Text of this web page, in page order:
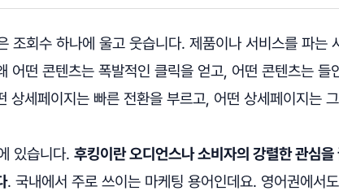
조회수 하나에 울고 웃습니다. 제품이나 서비스를 파는
어떤 콘텐츠는 폭발적인 클릭을 얻고, 어떤 콘텐츠는 들
상세페이지는 빠른 전환을 부르고, 어떤 상세페이지는
있습니다. 후킹이란 오디언스나 소비자의 강렬한 관심
. 국내에서 주로 쓰이는 마케팅 용어인데요. 영어권에서